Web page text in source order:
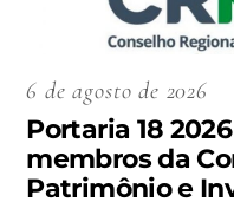
6 de agosto de 2026
Portaria 18
membros da
Patrimônio e